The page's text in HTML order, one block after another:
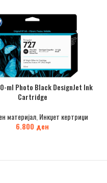
ml Photo Black DesignJet Ink
Cartridge
материјал, Инкџет кертриџи
6.800 ден